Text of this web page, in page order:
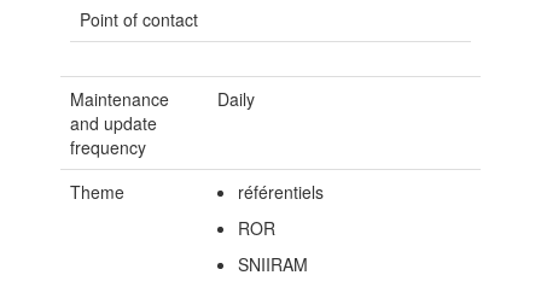
Point of contact
Maintenance
and update
frequency
Daily
Theme
référentiels
ROR
SNIIRAM